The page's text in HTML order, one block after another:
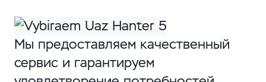
Мы предоставляем качественный
сервис и гарантируем